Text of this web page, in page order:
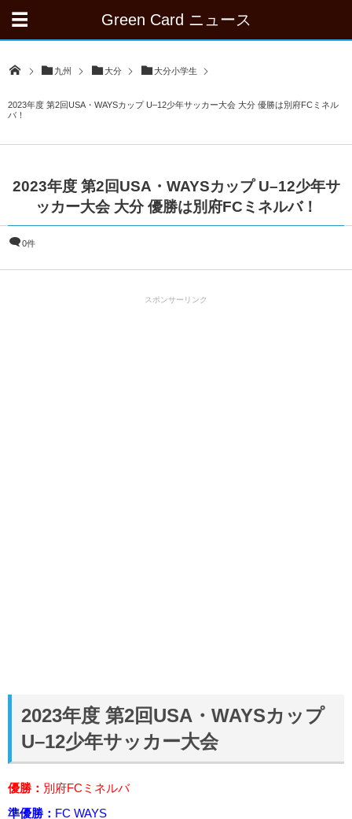
Green Card ニュース
九州 大分 大分小学生
2023年度 第2回USA・WAYSカップ U–12少年サッカー大会 大分 優勝は別府FCミネル
バ！
2023年度 第2回USA・WAYSカップ U–12少年サ
ッカー大会 大分 優勝は別府FCミネルバ！
0件
スポンサーリンク
2023年度 第2回USA・WAYSカップ
U–12少年サッカー大会
優勝： 別府FCミネルバ
準優勝： FC WAYS